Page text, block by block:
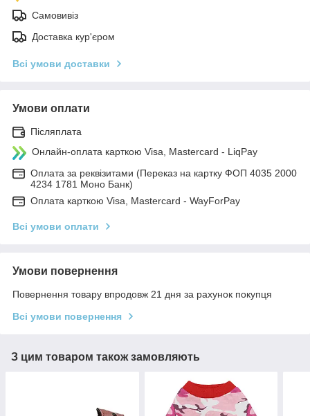
Самовивіз
Доставка кур'єром
Всі умови доставки
Умови оплати
Післяплата
Онлайн-оплата карткою Visa, Mastercard - LiqPay
Оплата за реквізитами (Переказ на картку ФОП 4035 2000
4234 1781 Моно Банк)
Оплата карткою Visa, Mastercard - WayForPay
Всі умови оплати
Умови повернення
Повернення товару впродовж 21 дня за рахунок покупця
Всі умови повернення
З цим товаром також замовляють